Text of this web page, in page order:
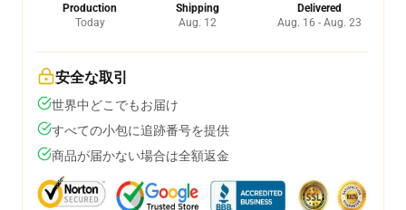
Production
Today
Shipping
Aug. 12
Delivered
Aug. 16 - Aug. 23
安全な取引
世界中どこでもお届け
すべての小包に追跡番号を提供
商品が届かない場合は全額返金